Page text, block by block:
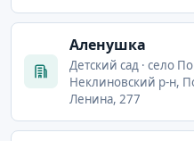
Аленушка
Детский сад · село
Неклиновский р-н,
Ленина, 277